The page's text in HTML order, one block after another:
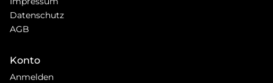
Datenschutz
AGB
Konto
Anmelden